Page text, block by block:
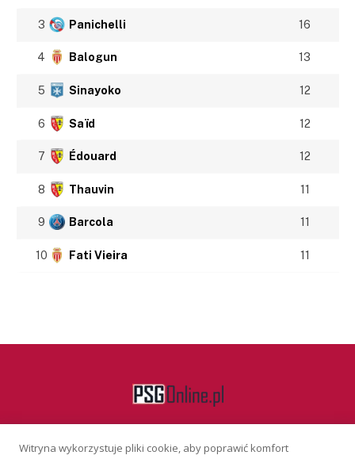
3 Panichelli 16
4 Balogun 13
5 Sinayoko 12
6 Saïd 12
7 Édouard 12
8 Thauvin 11
9 Barcola 11
10 Fati Vieira 11
Facebook
Witryna wykorzystuje pliki cookie, aby poprawić komfort